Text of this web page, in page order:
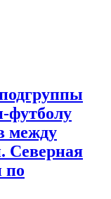
краю» -
и Лен. Обл.»
между
Северная
по